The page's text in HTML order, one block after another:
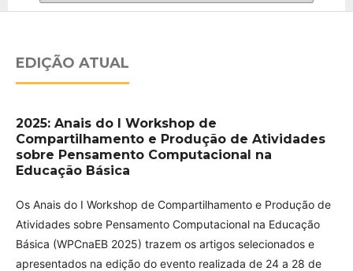
EDIÇÃO ATUAL
2025: Anais do I Workshop de
Compartilhamento e Produção de Atividades
sobre Pensamento Computacional na
Educação Básica
Os Anais do I Workshop de Compartilhamento e Produção de
Atividades sobre Pensamento Computacional na Educação
Básica (WPCnaEB 2025) trazem os artigos selecionados e
apresentados na edição do evento realizada de 24 a 28 de